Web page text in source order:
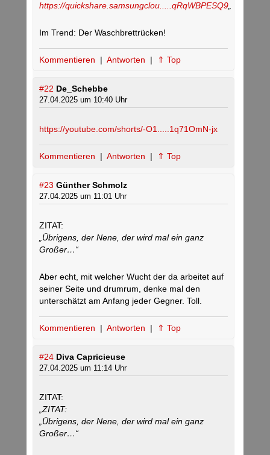
https://quickshare.samsungclou.....qRqWBPESQ9
Im Trend: Der Waschbrettrücken!
Kommentieren | Antworten | ⇑ Top
#22 De_Schebbe
27.04.2025 um 10:40 Uhr
https://youtube.com/shorts/-O1.....1q71OmN-jx
Kommentieren | Antworten | ⇑ Top
#23 Günther Schmolz
27.04.2025 um 11:01 Uhr
ZITAT:
„Übrigens, der Nene, der wird mal ein ganz
Großer…“
Aber echt, mit welcher Wucht der da arbeitet auf
seiner Seite und drumrum, denke mal den
unterschätzt am Anfang jeder Gegner. Toll.
Kommentieren | Antworten | ⇑ Top
#24 Diva Capricieuse
27.04.2025 um 11:14 Uhr
ZITAT:
„ZITAT:
„Übrigens, der Nene, der wird mal ein ganz
Großer…“